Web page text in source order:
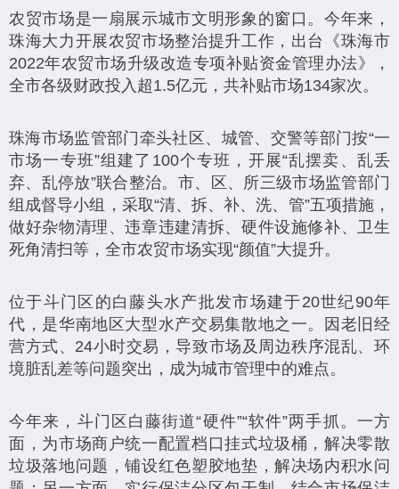
农贸市场是一扇展示城市文明形象的窗口。今年来，
珠海大力开展农贸市场整治提升工作，出台《珠海市
2022年农贸市场升级改造专项补贴资金管理办法》，
全市各级财政投入超1.5亿元，共补贴市场134家次。
珠海市场监管部门牵头社区、城管、交警等部门按“一
市场一专班”组建了100个专班，开展“乱摆卖、乱丢
弃、乱停放”联合整治。市、区、所三级市场监管部门
组成督导小组，采取“清、拆、补、洗、管”五项措施，
做好杂物清理、违章违建清拆、硬件设施修补、卫生
死角清扫等，全市农贸市场实现“颜值”大提升。
位于斗门区的白藤头水产批发市场建于20世纪90年
代，是华南地区大型水产交易集散地之一。因老旧经
营方式、24小时交易，导致市场及周边秩序混乱、环
境脏乱差等问题突出，成为城市管理中的难点。
今年来，斗门区白藤街道“硬件”“软件”两手抓。一方
面，为市场商户统一配置档口挂式垃圾桶，解决零散
垃圾落地问题，铺设红色塑胶地垫，解决场内积水问